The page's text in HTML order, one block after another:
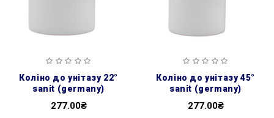
коліно до унітазу 22°
sanit (germany)
277.00₴
коліно до унітазу 45°
sanit (germany)
277.00₴